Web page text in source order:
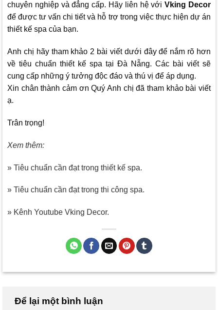
chuyên nghiệp và đẳng cấp. Hãy liên hệ vớiVking Decor
để được tư vấn chi tiết và hỗ trợ trong việc thực hiện dự án
thiết kế spa của bạn.
Anh chị hãy tham khảo 2 bài viết dưới đây để nắm rõ hơn
về tiêu chuẩn thiết kế spa tại Đà Nẵng. Các bài viết sẽ
cung cấp những ý tưởng độc đáo và thú vị để áp dụng.
Xin chân thành cảm ơn Quý Anh chị đã tham khảo bài viết
ạ.
Trân trọng!
Xem thêm:
» Tiêu chuẩn cần đạt trong thiết kế spa.
» Tiêu chuẩn cần đạt trong thi công spa.
» Kênh Youtube Vking Decor.
Để lại một bình luận